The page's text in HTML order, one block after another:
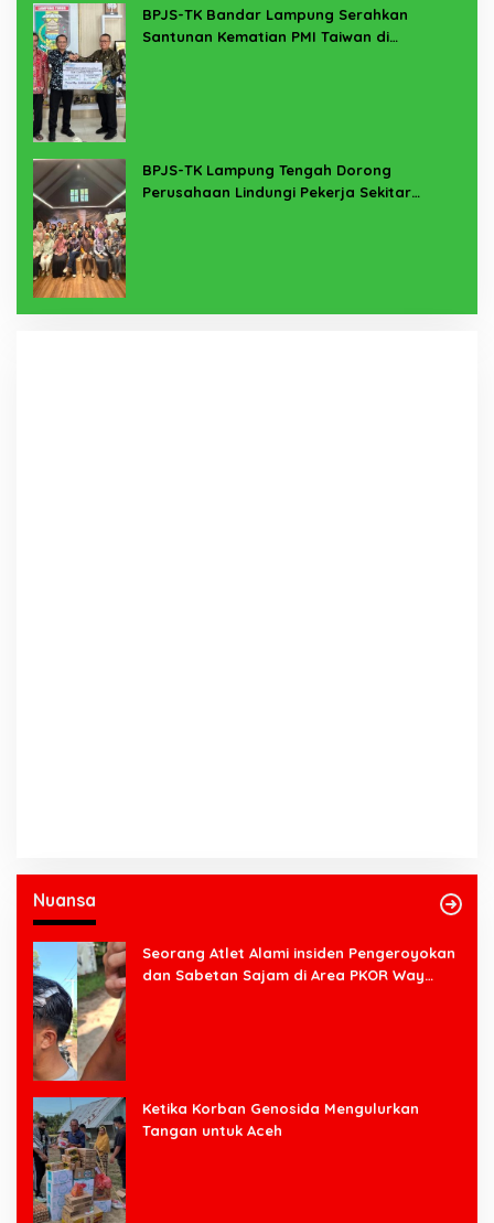
BPJS-TK Bandar Lampung Serahkan
Santunan Kematian PMI Taiwan di
BPJS-TK Lampung Tengah Dorong
Perusahaan Lindungi Pekerja Sekitar
Nuansa
Seorang Atlet Alami insiden Pengeroyokan
dan Sabetan Sajam di Area PKOR Way
Ketika Korban Genosida Mengulurkan
Tangan untuk Aceh